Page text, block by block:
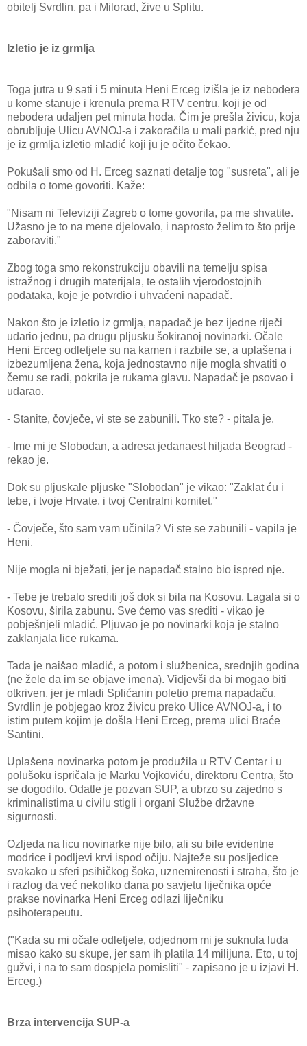
obitelj Svrdlin, pa i Milorad, žive u Splitu.
Izletio je iz grmlja
Toga jutra u 9 sati i 5 minuta Heni Erceg izišla je iz nebodera
u kome stanuje i krenula prema RTV centru, koji je od
nebodera udaljen pet minuta hoda. Čim je prešla živicu, koja
obrubljuje Ulicu AVNOJ-a i zakoračila u mali parkić, pred nju
je iz grmlja izletio mladić koji ju je očito čekao.
Pokušali smo od H. Erceg saznati detalje tog "susreta", ali je
odbila o tome govoriti. Kaže:
"Nisam ni Televiziji Zagreb o tome govorila, pa me shvatite.
Užasno je to na mene djelovalo, i naprosto želim to što prije
zaboraviti."
Zbog toga smo rekonstrukciju obavili na temelju spisa
istražnog i drugih materijala, te ostalih vjerodostojnih
podataka, koje je potvrdio i uhvaćeni napadač.
Nakon što je izletio iz grmlja, napadač je bez ijedne riječi
udario jednu, pa drugu pljusku šokiranoj novinarki. Očale
Heni Erceg odletjele su na kamen i razbile se, a uplašena i
izbezumljena žena, koja jednostavno nije mogla shvatiti o
čemu se radi, pokrila je rukama glavu. Napadač je psovao i
udarao.
- Stanite, čovječe, vi ste se zabunili. Tko ste? - pitala je.
- Ime mi je Slobodan, a adresa jedanaest hiljada Beograd -
rekao je.
Dok su pljuskale pljuske "Slobodan" je vikao: "Zaklat ću i
tebe, i tvoje Hrvate, i tvoj Centralni komitet."
- Čovječe, što sam vam učinila? Vi ste se zabunili - vapila je
Heni.
Nije mogla ni bježati, jer je napadač stalno bio ispred nje.
- Tebe je trebalo srediti još dok si bila na Kosovu. Lagala si o
Kosovu, širila zabunu. Sve ćemo vas srediti - vikao je
pobješnjeli mladić. Pljuvao je po novinarki koja je stalno
zaklanjala lice rukama.
Tada je naišao mladić, a potom i službenica, srednjih godina
(ne žele da im se objave imena). Vidjevši da bi mogao biti
otkriven, jer je mladi Splićanin poletio prema napadaču,
Svrdlin je pobjegao kroz živicu preko Ulice AVNOJ-a, i to
istim putem kojim je došla Heni Erceg, prema ulici Braće
Santini.
Uplašena novinarka potom je produžila u RTV Centar i u
polušoku ispričala je Marku Vojkoviću, direktoru Centra, što
se dogodilo. Odatle je pozvan SUP, a ubrzo su zajedno s
kriminalistima u civilu stigli i organi Službe državne
sigurnosti.
Ozljeda na licu novinarke nije bilo, ali su bile evidentne
modrice i podljevi krvi ispod očiju. Najteže su posljedice
svakako u sferi psihičkog šoka, uznemirenosti i straha, što je
i razlog da već nekoliko dana po savjetu liječnika opće
prakse novinarka Heni Erceg odlazi liječniku
psihoterapeutu.
("Kada su mi očale odletjele, odjednom mi je suknula luda
misao kako su skupe, jer sam ih platila 14 milijuna. Eto, u toj
gužvi, i na to sam dospjela pomisliti" - zapisano je u izjavi H.
Erceg.)
Brza intervencija SUP-a